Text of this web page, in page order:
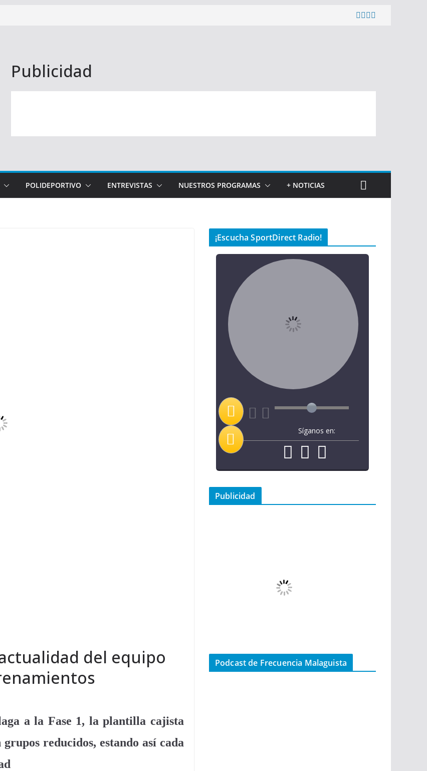
Publicidad
POLIDEPORTIVO ENTREVISTAS NUESTROS PROGRAMAS + NOTICIAS
del equipo
a la Fase 1, la plantilla cajista
reducidos, estando así cada
¡Escucha SportDirect Radio!
Síganos en:
Publicidad
Podcast de Frecuencia Malaguista